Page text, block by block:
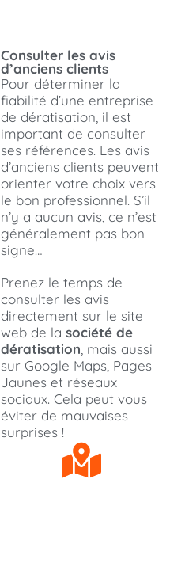
Consulter les avis
d’anciens clients
Pour déterminer la
fiabilité d’une entreprise
de dératisation, il est
important de consulter
ses références. Les avis
d’anciens clients peuvent
orienter votre choix vers
le bon professionnel. S’il
n’y a aucun avis, ce n’est
généralement pas bon
signe…
Prenez le temps de
consulter les avis
directement sur le site
web de la société de
dératisation , mais aussi
sur Google Maps, Pages
Jaunes et réseaux
sociaux. Cela peut vous
éviter de mauvaises
surprises !